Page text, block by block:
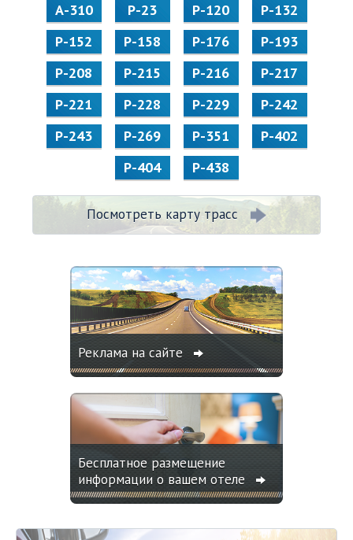
А-310
Р-23 Р-120
Р-132
Р-152
Р-158 Р-176
Р-193
Р-208
Р-215 Р-216
Р-217
Р-221
Р-228 Р-229
Р-242
Р-243
Р-269 Р-351
Р-402
Р-404
Р-438
Посмотреть карту трасс
Реклама на сайте
Бесплатное размещение
информации о вашем отеле